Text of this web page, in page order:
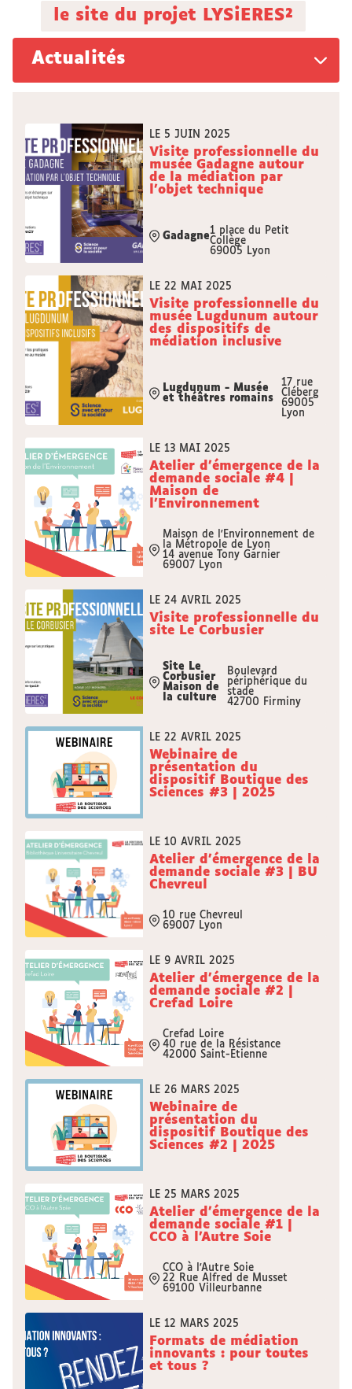
le site du projet LYSiERES²
Actualités
LE 5 JUIN 2025
Visite professionnelle du
musée Gadagne autour
de la médiation par
l'objet technique
Gadagne1 place du Petit
Collège
69005 Lyon
LE 22 MAI 2025
Visite professionnelle du
musée Lugdunum autour
des dispositifs de
médiation inclusive
Lugdunum - Musée
et théâtres romains
17 rue
Cléberg
69005
Lyon
LE 13 MAI 2025
Atelier d'émergence de la
demande sociale #4 |
Maison de
l'Environnement
Maison de l'Environnement de
la Métropole de Lyon
14 avenue Tony Garnier
69007 Lyon
LE 24 AVRIL 2025
Visite professionnelle du
site Le Corbusier
Site Le
Corbusier
Maison de
la culture
Boulevard
périphérique du
stade
42700 Firminy
LE 22 AVRIL 2025
Webinaire de
présentation du
dispositif Boutique des
Sciences #3 | 2025
LE 10 AVRIL 2025
Atelier d'émergence de la
demande sociale #3 | BU
Chevreul
10 rue Chevreul
69007 Lyon
LE 9 AVRIL 2025
Atelier d'émergence de la
demande sociale #2 |
Crefad Loire
Crefad Loire
40 rue de la Résistance
42000 Saint-Étienne
LE 26 MARS 2025
Webinaire de
présentation du
dispositif Boutique des
Sciences #2 | 2025
LE 25 MARS 2025
Atelier d'émergence de la
demande sociale #1 |
CCO à l'Autre Soie
CCO à l'Autre Soie
22 Rue Alfred de Musset
69100 Villeurbanne
LE 12 MARS 2025
Formats de médiation
innovants : pour toutes
et tous ?